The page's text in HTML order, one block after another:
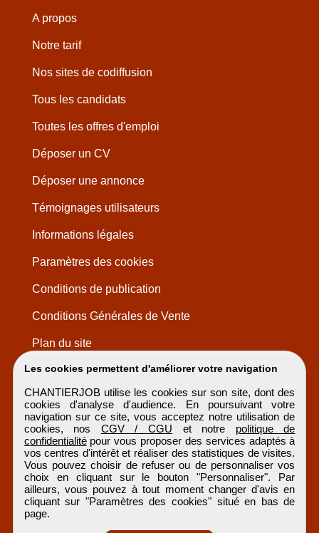
Les cookies permettent d'améliorer votre navigation
CHANTIERJOB utilise les cookies sur son site, dont des
cookies d'analyse d'audience. En poursuivant votre
navigation sur ce site, vous acceptez notre utilisation de
cookies, nos CGV / CGU et notre politique de
confidentialitépour vous proposer des services adaptés à
vos centres d'intérêt et réaliser des statistiques de visites.
Vous pouvez choisir de refuser ou de personnaliser vos
choix en cliquant sur le bouton "Personnaliser". Par
ailleurs, vous pouvez à tout moment changer d'avis en
cliquant sur "Paramètres des cookies" situé en bas de
page.
A propos
Notre tarif
Nos sites de codiffusion
Tous les candidats
Toutes les offres d'emploi
Déposer un CV
Déposer une annonce
Témoignages utilisateurs
Informations légales
Paramètres des cookies
Conditions de publication
Conditions Générales de Vente
Plan du site